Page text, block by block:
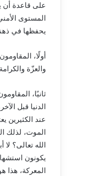
على قاعدة أن
المستوى
يحفظها في
أولًا،
والعزّة
ثانيًا،
الدنيا قبل
عند الكثيرين
الموت، لذلك
الله تعالى؟
يكونون
المعركة، هذا